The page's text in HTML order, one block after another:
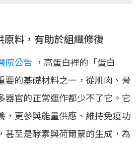
原料，有助於組織修復
院公告 ，高蛋白裡的「蛋白
要的基礎材料之一，從肌肉、骨
器官的正常運作都少不了它。它
，更參與能量供應、維持免疫功
甚至是酵素與荷爾蒙的生成，為